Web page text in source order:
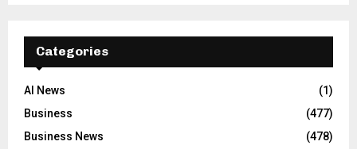
Categories
AI News
(1)
Business
(477)
Business News
(478)